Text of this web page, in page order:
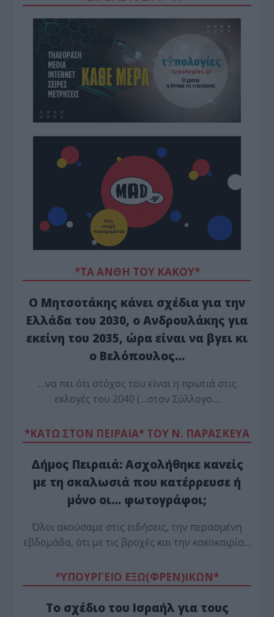
*ΤΑ ΆΝΘΗ ΤΟΥ ΚΑΚΟΎ*
Ο Μητσοτάκης κάνει σχέδια για την
Ελλάδα του 2030, ο Ανδρουλάκης για
εκείνη του 2035, ώρα είναι να βγει κι
ο Βελόπουλος…
…να πει ότι στόχος του είναι η πρωτιά στις
εκλογές του 2040 (…στον Σύλλογο…
*ΚΑΤΩ ΣΤΟΝ ΠΕΙΡΑΙΑ* ΤΟΥ Ν. ΠΑΡΑΣΚΕΥΑ
Δήμος Πειραιά: Ασχολήθηκε κανείς
με τη σκαλωσιά που κατέρρευσε ή
μόνο οι… φωτογράφοι;
Όλοι ακούσαμε στις ειδήσεις, την περασμένη
εβδομάδα, ότι με τις βροχές και την κακοκαιρία…
*ΥΠΟΥΡΓΕΙΟ ΕΞΩ(ΦΡΕΝ)ΙΚΩΝ*
Το σχέδιο του Ισραήλ για τους